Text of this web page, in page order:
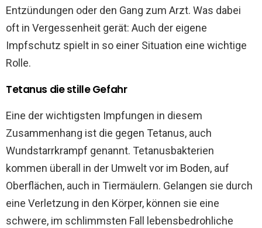
Entzündungen oder den Gang zum Arzt. Was dabei
oft in Vergessenheit gerät: Auch der eigene
Impfschutz spielt in so einer Situation eine wichtige
Rolle.
Tetanus die stille Gefahr
Eine der wichtigsten Impfungen in diesem
Zusammenhang ist die gegen Tetanus, auch
Wundstarrkrampf genannt. Tetanusbakterien
kommen überall in der Umwelt vor im Boden, auf
Oberflächen, auch in Tiermäulern. Gelangen sie durch
eine Verletzung in den Körper, können sie eine
schwere, im schlimmsten Fall lebensbedrohliche